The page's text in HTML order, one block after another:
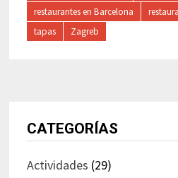
restaurantes en Barcelona
tapas
Zagreb
CATEGORÍAS
Actividades (29)